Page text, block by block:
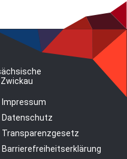
Impressum
Datenschutz
Transparenzgesetz
Barrierefreiheitserklärung